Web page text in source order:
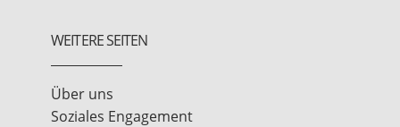
WEITERE SEITEN
Über uns
Soziales Engagement